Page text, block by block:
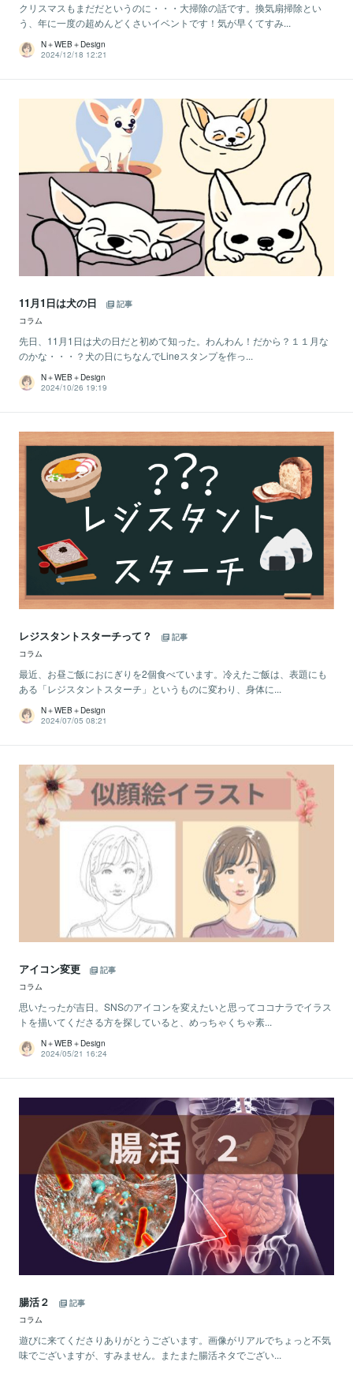
クリスマスもまだだというのに・・・大掃除の話です。換気扇掃除とい
う、年に一度の超めんどくさいイベントです！気が早くてすみ...
N＋WEB＋Design
2024/12/18 12:21
11月1日は犬の日
記事
コラム
先日、11月1日は犬の日だと初めて知った。わんわん！だから？１１月な
のかな・・・？犬の日にちなんでLineスタンプを作っ...
N＋WEB＋Design
2024/10/26 19:19
レジスタントスターチって？
記事
コラム
最近、お昼ご飯におにぎりを2個食べています。冷えたご飯は、表題にも
ある「レジスタントスターチ」というものに変わり、身体に...
N＋WEB＋Design
2024/07/05 08:21
アイコン変更
記事
コラム
思いたったが吉日。SNSのアイコンを変えたいと思ってココナラでイラス
トを描いてくださる方を探していると、めっちゃくちゃ素...
N＋WEB＋Design
2024/05/21 16:24
腸活２
記事
コラム
遊びに来てくださりありがとうございます。画像がリアルでちょっと不気
味でございますが、すみません。またまた腸活ネタでござい...